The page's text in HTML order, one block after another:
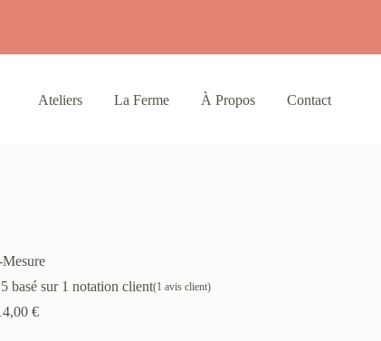
Ateliers La Ferme À Propos Contact
basé sur 1 notation client(1 avis client)
€